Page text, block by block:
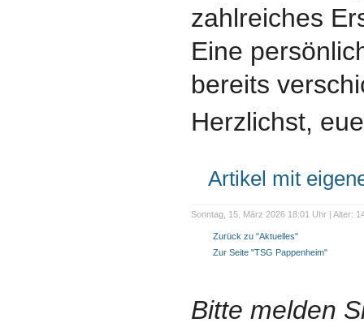
zahlreiches
Eine
bereits
Herzlichst,
Artikel mit
Sonntag, 15. März 2026 18:01 Uhr | Alter:
Zurück zu "Aktuelles"
Zur Seite "TSG Pappenheim"
Bitte melden